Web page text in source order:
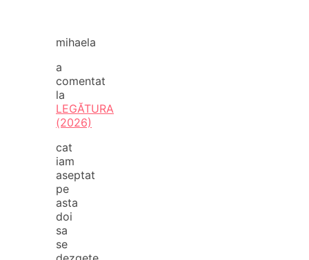
mihaela
a
comentat
la
LEGĂTURA
(2026)
cat
iam
aseptat
pe
asta
doi
sa
se